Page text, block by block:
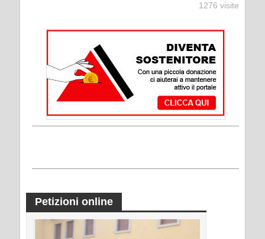
1276 visite
Petizioni online